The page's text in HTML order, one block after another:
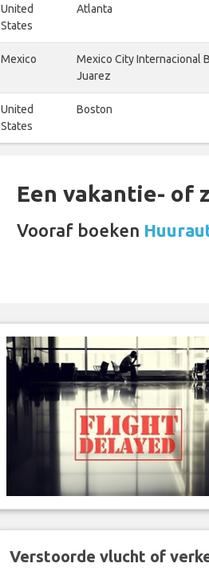
United
States
Atlanta
Mexico
Mexico City Internacional
Juarez
United
States
Boston
Een vakantie- of
Vooraf boeken
Verstoorde vlucht of